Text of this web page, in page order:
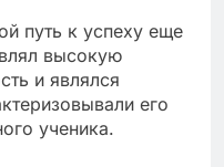
путь к успеху еще
высокую
и являлся
его
ученика.